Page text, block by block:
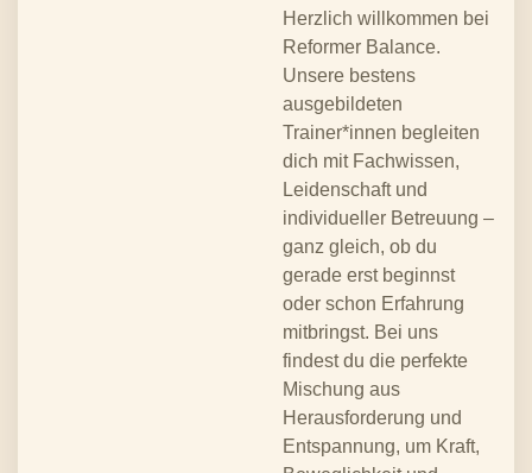
Herzlich willkommen bei
Reformer Balance.
Unsere bestens
ausgebildeten
Trainer*innen begleiten
dich mit Fachwissen,
Leidenschaft und
individueller Betreuung –
ganz gleich, ob du
gerade erst beginnst
oder schon Erfahrung
mitbringst. Bei uns
findest du die perfekte
Mischung aus
Herausforderung und
Entspannung, um Kraft,